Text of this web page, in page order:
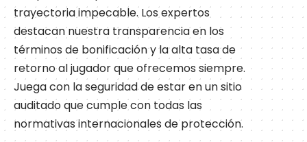
trayectoria impecable. Los expertos
destacan nuestra transparencia en los
términos de bonificación y la alta tasa de
retorno al jugador que ofrecemos siempre.
Juega con la seguridad de estar en un sitio
auditado que cumple con todas las
normativas internacionales de protección.